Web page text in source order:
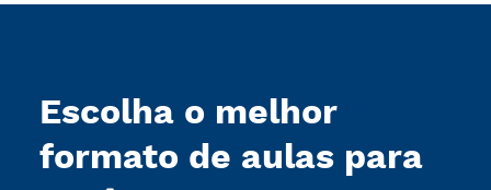
Escolha o melhor
formato de aulas para